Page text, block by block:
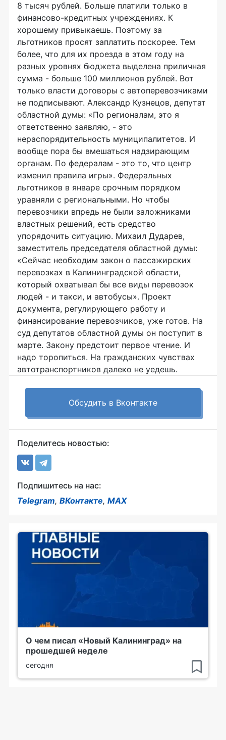
8 тысяч рублей. Больше платили только в
финансово-кредитных учреждениях. К
хорошему привыкаешь. Поэтому за
льготников просят заплатить поскорее. Тем
более, что для их проезда в этом году на
разных уровнях бюджета выделена приличная
сумма - больше 100 миллионов рублей. Вот
только власти договоры с автоперевозчиками
не подписывают. Александр Кузнецов, депутат
областной думы: «По регионалам, это я
ответственно заявляю, - это
нераспорядительность муниципалитетов. И
вообще пора бы вмешаться надзирающим
органам. По федералам - это то, что центр
изменил правила игры». Федеральных
льготников в январе срочным порядком
уравняли с региональными. Но чтобы
перевозчики впредь не были заложниками
властных решений, есть средство
упорядочить ситуацию. Михаил Дударев,
заместитель председателя областной думы:
«Сейчас необходим закон о пассажирских
перевозках в Калининградской области,
который охватывал бы все виды перевозок
людей - и такси, и автобусы». Проект
документа, регулирующего работу и
финансирование перевозчиков, уже готов. На
суд депутатов областной думы он поступит в
марте. Закону предстоит первое чтение. И
надо торопиться. На гражданских чувствах
автотранспортников далеко не уедешь.
Обсудить в Вконтакте
Поделитесь новостью:
Подпишитесь на нас:
Telegram, ВКонтакте, MAX
О чем писал «Новый Калининград» на
прошедшей неделе
сегодня